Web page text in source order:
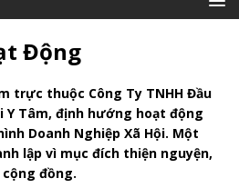
Động
trực thuộc Công Ty TNHH Đầu
Y Tâm, định hướng hoạt động
Doanh Nghiệp Xã Hội. Một
lập vì mục đích thiện nguyện,
đồng.